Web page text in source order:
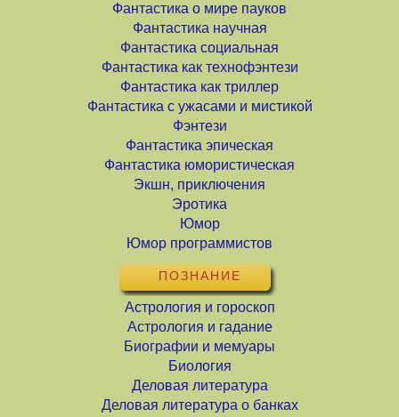
Фантастика о мире пауков
Фантастика научная
Фантастика социальная
Фантастика как технофэнтези
Фантастика как триллер
Фантастика с ужасами и мистикой
Фэнтези
Фантастика эпическая
Фантастика юмористическая
Экшн, приключения
Эротика
Юмор
Юмор программистов
ПОЗНАНИЕ
Астрология и гороскоп
Астрология и гадание
Биографии и мемуары
Биология
Деловая литература
Деловая литература о банках